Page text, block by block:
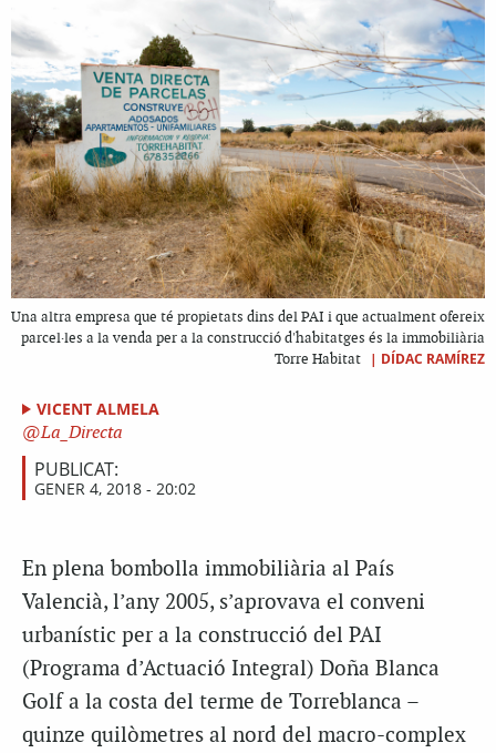
Una altra empresa que té propietats dins del PAI i que actualment ofereix
parcel·les a la venda per a la construcció d'habitatges és la immobiliària
Torre Habitat
| DÍDAC RAMÍREZ
VICENT ALMELA
La_Directa
PUBLICAT:
GENER 4, 2018 - 20:02
En plena bombolla immobiliària al País
Valencià, l’any 2005, s’aprovava el conveni
urbanístic per a la construcció del PAI
(Programa d’Actuació Integral) Doña Blanca
Golf a la costa del terme de Torreblanca –
quinze quilòmetres al nord del macro-complex